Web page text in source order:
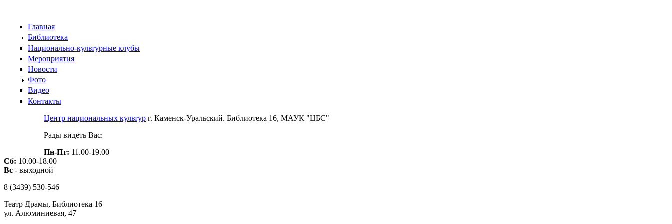
Главная
Библиотека
Национально-культурные клубы
Мероприятия
Новости
Фото
Видео
Контакты
Центр национальных культур г. Каменск-Уральский. Библиотека 16, МАУК "ЦБС"
Рады видеть Вас:
Пн-Пт: 11.00-19.00
Сб: 10.00-18.00
Вс - выходной
8 (3439) 530-546
Театр Драмы, Библиотека 16
ул. Алюминиевая, 47